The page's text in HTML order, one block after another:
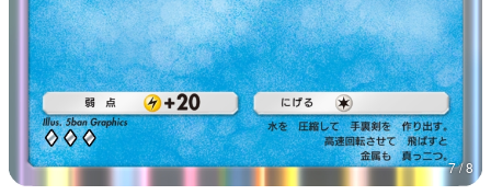
運営：株式会社マレ
7 / 8